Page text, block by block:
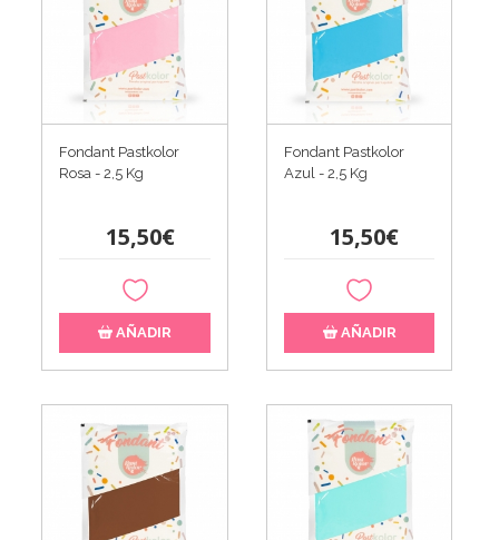
Fondant Pastkolor
Rosa - 2,5 Kg
15,50€
AÑADIR
Fondant Pastkolor
Azul - 2,5 Kg
15,50€
AÑADIR